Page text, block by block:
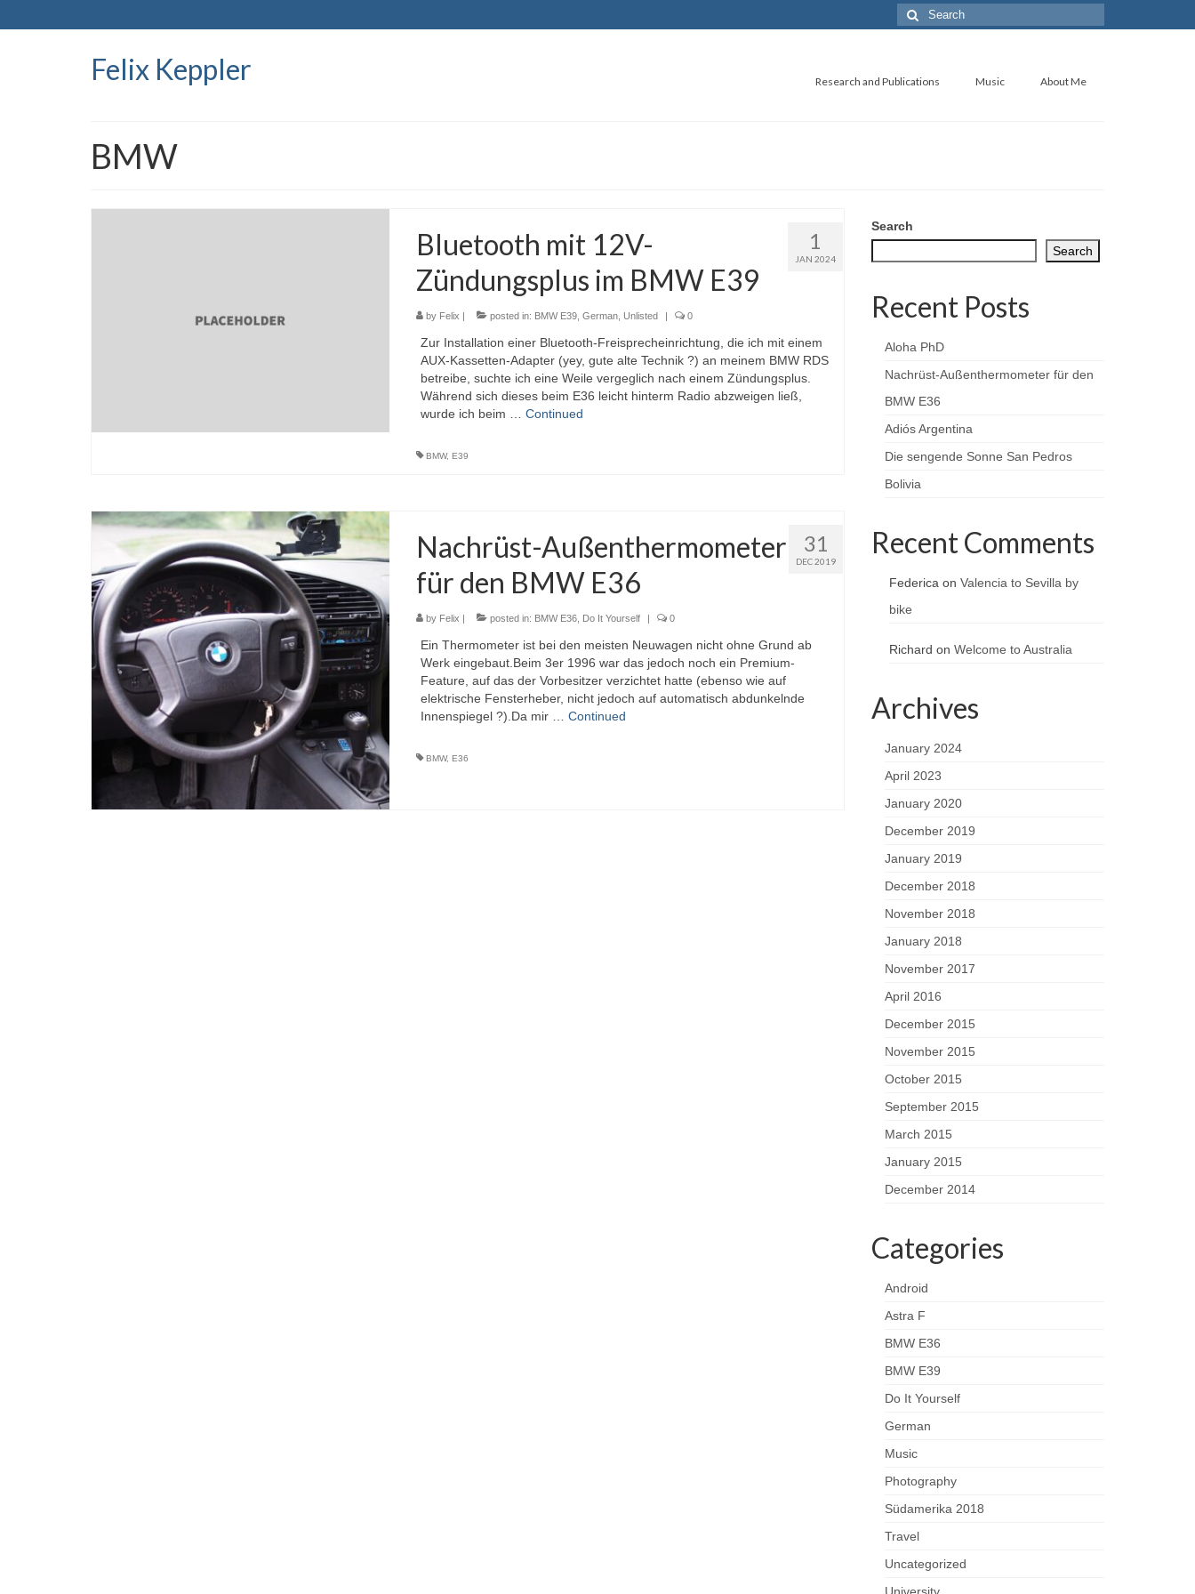
Search
for:
Felix Keppler Research and Publications Music About Me
BMW
1
JAN 2024
Bluetooth mit 12V-
Zündungsplus im BMW E39
by Felix | posted in: BMW E39, German, Unlisted | 0
Zur Installation einer Bluetooth-Freisprecheinrichtung, die ich mit einem
AUX-Kassetten-Adapter (yey, gute alte Technik ?) an meinem BMW RDS
betreibe, suchte ich eine Weile vergeglich nach einem Zündungsplus.
Während sich dieses beim E36 leicht hinterm Radio abzweigen ließ,
wurde ich beim … Continued
BMW, E39
31
DEC 2019
Nachrüst-Außenthermometer
für den BMW E36
by Felix | posted in: BMW E36, Do It Yourself | 0
Ein Thermometer ist bei den meisten Neuwagen nicht ohne Grund ab
Werk eingebaut.Beim 3er 1996 war das jedoch noch ein Premium-
Feature, auf das der Vorbesitzer verzichtet hatte (ebenso wie auf
elektrische Fensterheber, nicht jedoch auf automatisch abdunkelnde
Innenspiegel ?).Da mir … Continued
BMW, E36
Search
Search
Recent Posts
Aloha PhD
Nachrüst-Außenthermometer für den
BMW E36
Adiós Argentina
Die sengende Sonne San Pedros
Bolivia
Recent Comments
Federica on Valencia to Sevilla by
bike
Richard on Welcome to Australia
Archives
January 2024
April 2023
January 2020
December 2019
January 2019
December 2018
November 2018
January 2018
November 2017
April 2016
December 2015
November 2015
October 2015
September 2015
March 2015
January 2015
December 2014
Categories
Android
Astra F
BMW E36
BMW E39
Do It Yourself
German
Music
Photography
Südamerika 2018
Travel
Uncategorized